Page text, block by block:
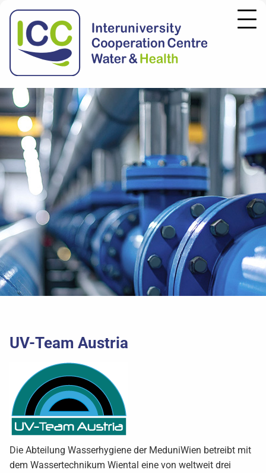
UV-Team Austria
Die Abteilung Wasserhygiene der MeduniWien betreibt mit
dem Wassertechnikum Wiental eine von weltweit drei